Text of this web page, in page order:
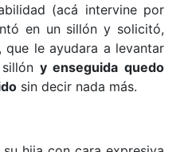
(acá intervine por
en un sillón y solicitó,
que le ayudara a levantar
y enseguida quedo
sin decir nada más.